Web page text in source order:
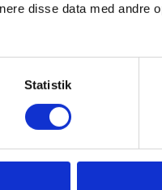
disse data med andre
Statistik